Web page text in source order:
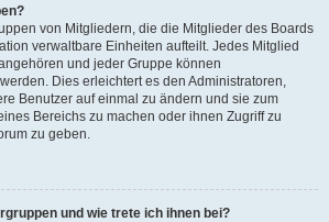
von Mitgliedern, die die Mitglieder des Boards
verwaltbare Einheiten aufteilt. Jedes Mitglied
und jeder Gruppe können
Dies erleichtert es den Administratoren,
Benutzer auf einmal zu ändern und sie zum
Bereichs zu machen oder ihnen Zugriff zu
zu geben.
und wie trete ich ihnen bei?